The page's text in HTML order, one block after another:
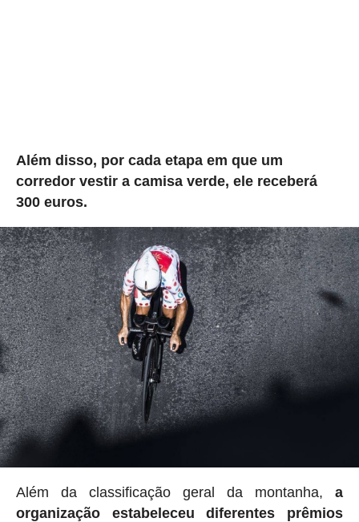
Além disso, por cada etapa em que um
corredor vestir a camisa verde, ele receberá
300 euros.
Além da classificação geral da montanha,a
organização estabeleceu
diferentes prêmios